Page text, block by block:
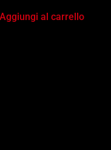
Aggiungi al carrello